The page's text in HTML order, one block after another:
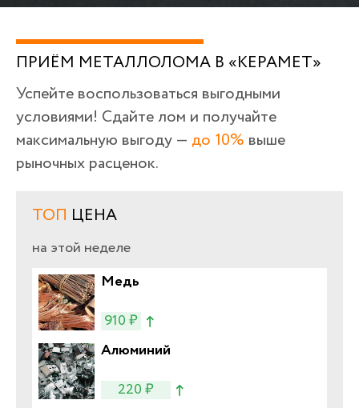
ПРИЁМ МЕТАЛЛОЛОМА В «КЕРАМЕТ»
Успейте воспользоваться выгодными
условиями! Сдайте лом и получайте
максимальную выгоду — до 10% выше
рыночных расценок.
ТОП ЦЕНА
на этой неделе
Медь
910 ₽
Алюминий
220 ₽